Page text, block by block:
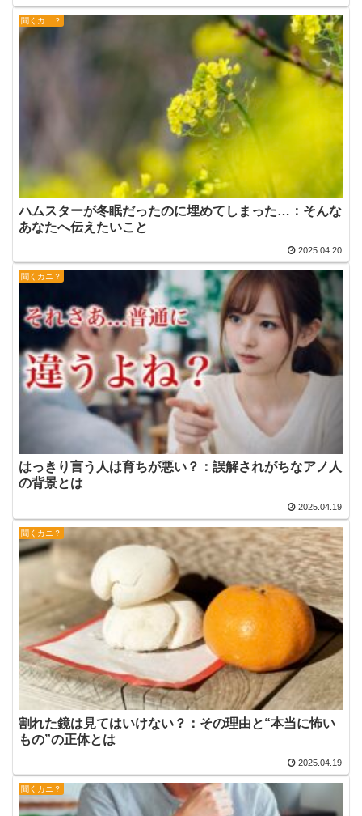
聞くカニ？
ハムスターが冬眠だったのに埋めてしまった…：そんな
あなたへ伝えたいこと
2025.04.20
聞くカニ？
はっきり言う人は育ちが悪い？：誤解されがちなアノ人
の背景とは
2025.04.19
聞くカニ？
割れた鏡は見てはいけない？：その理由と“本当に怖い
もの”の正体とは
2025.04.19
聞くカニ？